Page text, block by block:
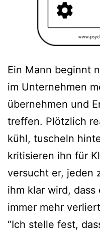
Ein Mann beginnt
im Unternehmen
übernehmen und
treffen. Plötzlich
kühl, tuscheln
kritisieren ihn für
versucht er, jeden
ihm klar wird,
immer mehr
“Ich stelle fest,